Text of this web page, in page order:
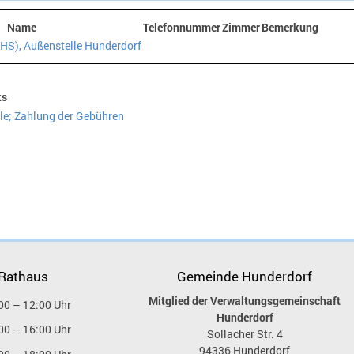
Name TelefonnummerZimmerBemerkung
Außenstelle Hunderdorf
Zahlung der Gebühren
– 12:00 Uhr
– 16:00 Uhr
Gemeinde Hunderdorf
Mitglied der Verwaltungsgemeinschaft
Hunderdorf
Sollacher Str. 4
94336 Hunderdorf